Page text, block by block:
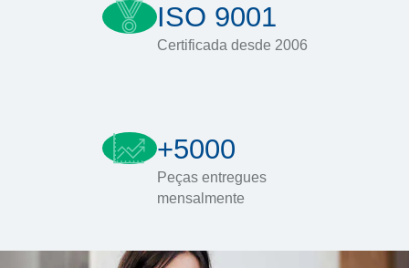
ISO 9001
Certificada desde 2006
+5000
Peças entregues
mensalmente